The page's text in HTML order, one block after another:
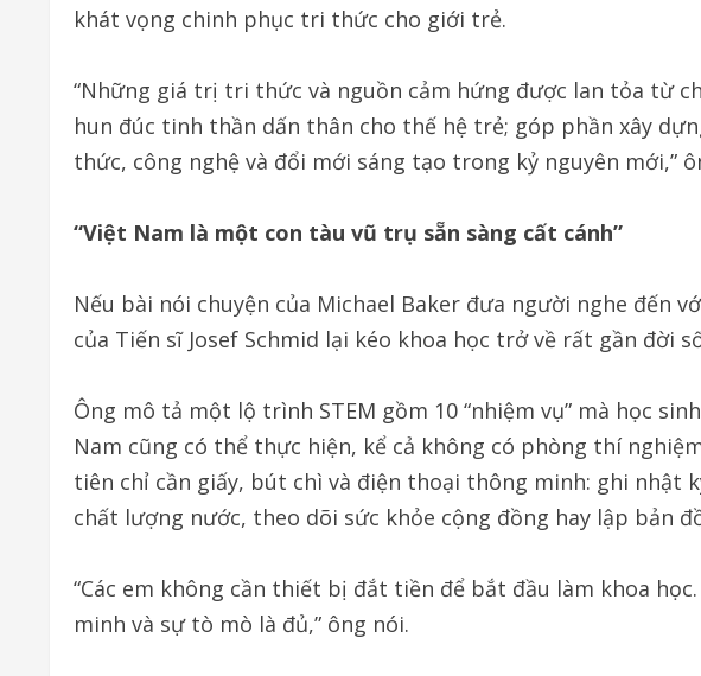
khát vọng chinh phục tri thức cho giới trẻ.
“Những giá trị tri thức và nguồn cảm hứng được lan tỏa từ
hun đúc tinh thần dấn thân cho thế hệ trẻ; góp phần xây
thức, công nghệ và đổi mới sáng tạo trong kỷ nguyên mới,”
“Việt Nam là một con tàu vũ trụ sẵn sàng cất cánh”
Nếu bài nói chuyện của Michael Baker đưa người nghe đến
của Tiến sĩ Josef Schmid lại kéo khoa học trở về rất gần đời
Ông mô tả một lộ trình STEM gồm 10 “nhiệm vụ” mà học
Nam cũng có thể thực hiện, kể cả không có phòng thí
tiên chỉ cần giấy, bút chì và điện thoại thông minh: ghi nhật
chất lượng nước, theo dõi sức khỏe cộng đồng hay lập bản
“Các em không cần thiết bị đắt tiền để bắt đầu làm khoa
minh và sự tò mò là đủ,” ông nói.